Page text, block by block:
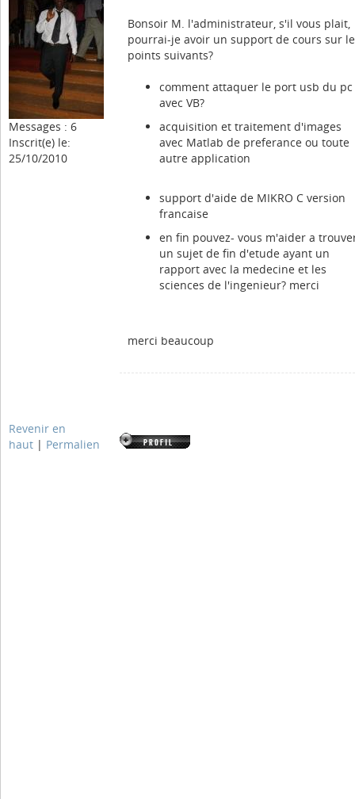
Messages : 6
Inscrit(e) le:
25/10/2010
Bonsoir M. l'administrateur, s'il vous plait,
pourrai-je avoir un support de cours sur
points suivants?
comment attaquer le port usb du pc
avec VB?
acquisition et traitement d'images
avec Matlab de preferance ou toute
autre application
support d'aide de MIKRO C version
francaise
en fin pouvez- vous m'aider a
un sujet de fin d'etude ayant un
rapport avec la medecine et les
sciences de l'ingenieur? merci
merci beaucoup
Revenir en
haut | Permalien